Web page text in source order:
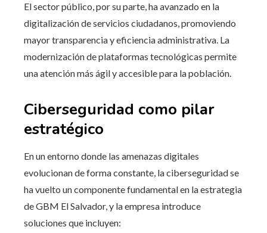
El sector público, por su parte, ha avanzado en la
digitalización de servicios ciudadanos, promoviendo
mayor transparencia y eficiencia administrativa. La
modernización de plataformas tecnológicas permite
una atención más ágil y accesible para la población.
Ciberseguridad como pilar
estratégico
En un entorno donde las amenazas digitales
evolucionan de forma constante, la ciberseguridad se
ha vuelto un componente fundamental en la estrategia
de GBM El Salvador, y la empresa introduce
soluciones que incluyen: